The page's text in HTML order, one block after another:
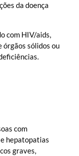
da doença
com HIV/aids,
órgãos sólidos ou
com
hepatopatias
graves,